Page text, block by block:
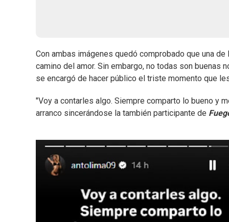
Con ambas imágenes quedó comprobado que una
camino del amor. Sin embargo, no todas son buenas
se encargó de hacer público el triste momento que
"Voy a contarles algo. Siempre comparto lo bueno y
arranco sincerándose la también participante de